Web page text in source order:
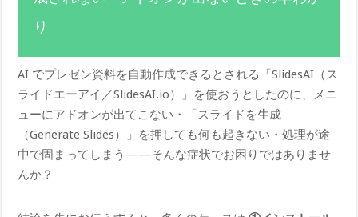
り
AI でプレゼン資料を自動作成できるとされる「SlidesAI（ス
ライドエーアイ／SlidesAI.io）」を使おうとしたのに、メニ
ューにアドオンが出てこない・「スライドを生成
（Generate Slides）」を押しても何も起きない・処理が途
中で固まってしまう——そんな症状でお困りではありませ
んか？